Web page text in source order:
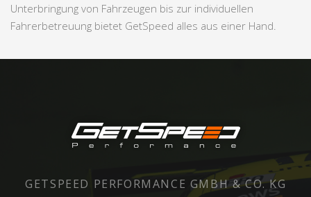
Unterbringung von Fahrzeugen bis zur individuellen
Fahrerbetreuung bietet GetSpeed alles aus einer Hand.
GETSPEED PERFORMANCE GMBH & CO. KG